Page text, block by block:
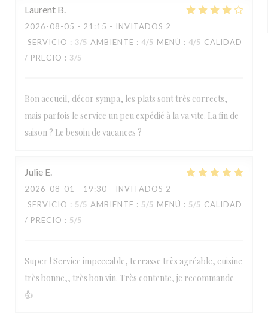
Laurent B
2026-08-05 - 21:15 - INVITADOS 2
SERVICIO : 3/5 AMBIENTE : 4/5 MENÚ : 4/5 CALIDAD
/ PRECIO : 3/5
Bon accueil, décor sympa, les plats sont très corrects,
mais parfois le service un peu expédié à la va vite. La fin de
saison ? Le besoin de vacances ?
Julie E
2026-08-01 - 19:30 - INVITADOS 2
SERVICIO : 5/5 AMBIENTE : 5/5 MENÚ : 5/5 CALIDAD
/ PRECIO : 5/5
Super ! Service impeccable, terrasse très agréable, cuisine
très bonne,, très bon vin. Très contente, je recommande
👍